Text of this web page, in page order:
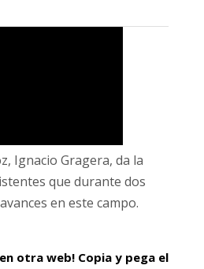
Ignacio Gragera, da la
que durante dos
en este campo.
otra web! Copia y pega el